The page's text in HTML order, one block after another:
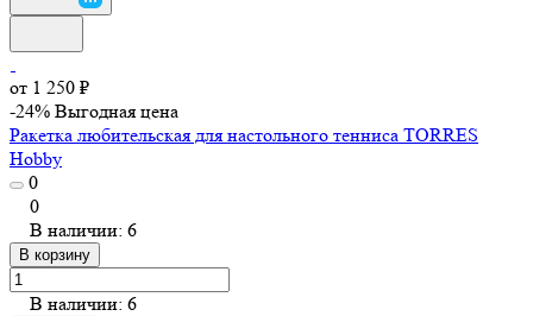
от 1 250 ₽
-24% Выгодная цена
Ракетка любительская для настольного тенниса TORRES
Hobby
0
0
В наличии: 6
В корзину
В наличии: 6